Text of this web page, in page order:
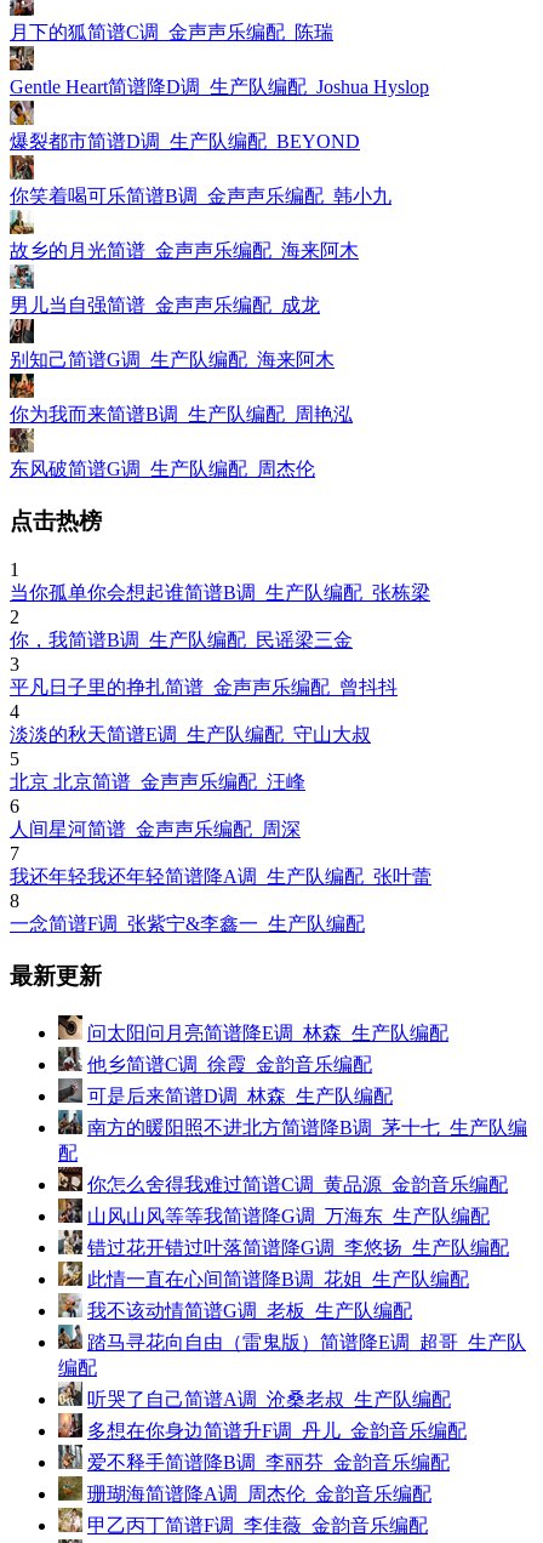
月下的狐简谱C调_金声声乐编配_陈瑞
Gentle Heart简谱降D调_生产队编配_Joshua Hyslop
爆裂都市简谱D调_生产队编配_BEYOND
你笑着喝可乐简谱B调_金声声乐编配_韩小九
故乡的月光简谱_金声声乐编配_海来阿木
男儿当自强简谱_金声声乐编配_成龙
别知己简谱G调_生产队编配_海来阿木
你为我而来简谱B调_生产队编配_周艳泓
东风破简谱G调_生产队编配_周杰伦
点击热榜
1
当你孤单你会想起谁简谱B调_生产队编配_张栋梁
2
你，我简谱B调_生产队编配_民谣梁三金
3
平凡日子里的挣扎简谱_金声声乐编配_曾抖抖
4
淡淡的秋天简谱E调_生产队编配_守山大叔
5
北京 北京简谱_金声声乐编配_汪峰
6
人间星河简谱_金声声乐编配_周深
7
我还年轻我还年轻简谱降A调_生产队编配_张叶蕾
8
一念简谱F调_张紫宁&李鑫一_生产队编配
最新更新
问太阳问月亮简谱降E调_林森_生产队编配
他乡简谱C调_徐霞_金韵音乐编配
可是后来简谱D调_林森_生产队编配
南方的暖阳照不进北方简谱降B调_茅十七_生产队编
配
你怎么舍得我难过简谱C调_黄品源_金韵音乐编配
山风山风等等我简谱降G调_万海东_生产队编配
错过花开错过叶落简谱降G调_李悠扬_生产队编配
此情一直在心间简谱降B调_花姐_生产队编配
我不该动情简谱G调_老板_生产队编配
踏马寻花向自由（雷鬼版）简谱降E调_超哥_生产队
编配
听哭了自己简谱A调_沧桑老叔_生产队编配
多想在你身边简谱升F调_丹儿_金韵音乐编配
爱不释手简谱降B调_李丽芬_金韵音乐编配
珊瑚海简谱降A调_周杰伦_金韵音乐编配
甲乙丙丁简谱F调_李佳薇_金韵音乐编配